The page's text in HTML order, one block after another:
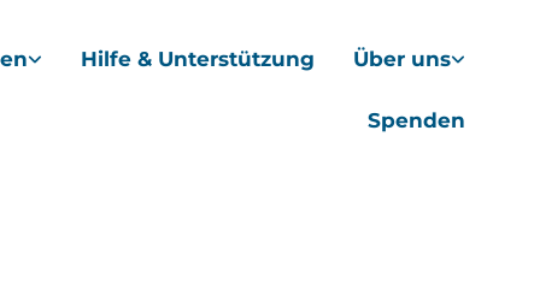
Hilfe & Unterstützung Über uns
Spenden